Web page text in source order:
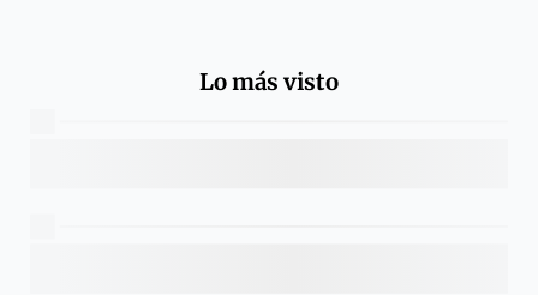
Lo más visto